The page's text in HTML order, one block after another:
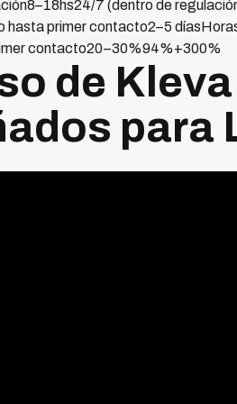
7 (dentro de
hasta primer contacto2–5
contacto20–30%94%+300%
de
para